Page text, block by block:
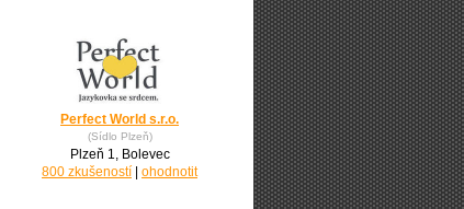
Perfect World s.r.o.
(Sídlo Plzeň)
Plzeň 1, Bolevec
800 zkušeností
ohodnotit